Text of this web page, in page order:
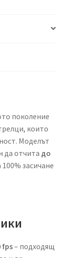
поколение
които
Моделът
да отчита до
засичане
fps– подходящ